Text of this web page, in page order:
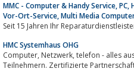
MMC - Computer & Handy Service,
Vor-Ort-Service, Multi Media
HMC Systemhaus OHG
Computer, Netzwerk, telefon - alles aus einer Hand. Full-Service IT-Dienstleister für Client-Server-Netzwerk mit bis zu 500